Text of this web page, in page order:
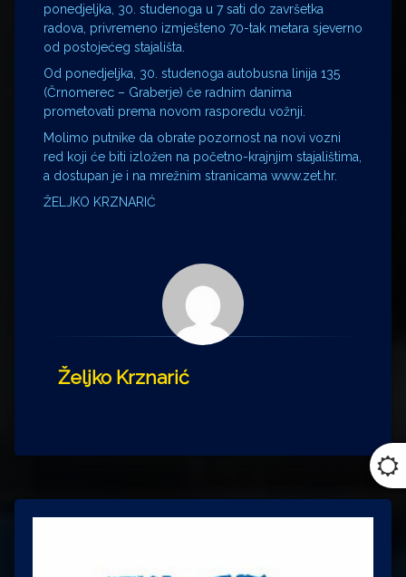
ponedjeljka, 30. studenoga u 7 sati do završetka
radova, privremeno izmješteno 70-tak metara sjeverno
od postojećeg stajališta.
Od ponedjeljka, 30. studenoga autobusna linija 135
(Črnomerec – Graberje) će radnim danima
prometovati prema novom rasporedu vožnji.
Molimo putnike da obrate pozornost na novi vozni
red koji će biti izložen na početno-krajnjim stajalištima,
a dostupan je i na mrežnim stranicama www.zet.hr.
ŽELJKO KRZNARIĆ
Željko Krznarić